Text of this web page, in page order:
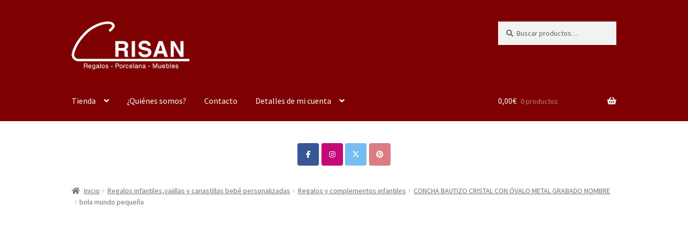
la
navegación
al
contenido
por:
Tienda ¿Quiénes somos? Contacto Detalles de mi cuenta 0,00€ 0 productos
Inicio Regalos infantiles,vajillas y canastillas bebé personalizadas Regalos y complementos infantiles
CONCHA BAUTIZO CRISTAL CON ÓVALO METAL GRABADO NOMBRE
bola mundo pequeña